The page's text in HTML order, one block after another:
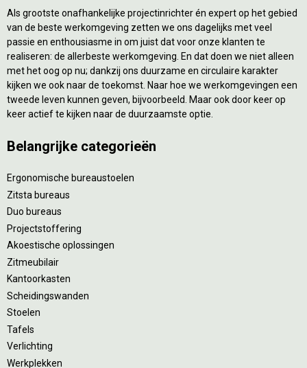
Als grootste onafhankelijke projectinrichter én expert op het gebied
van de beste werkomgeving zetten we ons dagelijks met veel
passie en enthousiasme in om juist dat voor onze klanten te
realiseren: de allerbeste werkomgeving. En dat doen we niet alleen
met het oog op nu; dankzij ons duurzame en circulaire karakter
kijken we ook naar de toekomst. Naar hoe we werkomgevingen een
tweede leven kunnen geven, bijvoorbeeld. Maar ook door keer op
keer actief te kijken naar de duurzaamste optie.
Belangrijke categorieën
Ergonomische bureaustoelen
Zitsta bureaus
Duo bureaus
Projectstoffering
Akoestische oplossingen
Zitmeubilair
Kantoorkasten
Scheidingswanden
Stoelen
Tafels
Verlichting
Werkplekken